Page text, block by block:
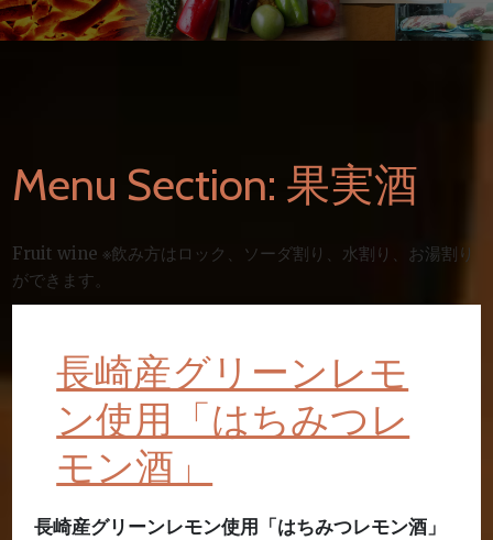
の公式ホームペ
Menu Section: 果実酒
Fruit wine ※飲み方はロック、ソーダ割り、水割り、お湯割り
ができます。
長崎産グリーンレモ
ン使用「はちみつレ
モン酒」
長崎産グリーンレモン使用「はちみつレモン酒」